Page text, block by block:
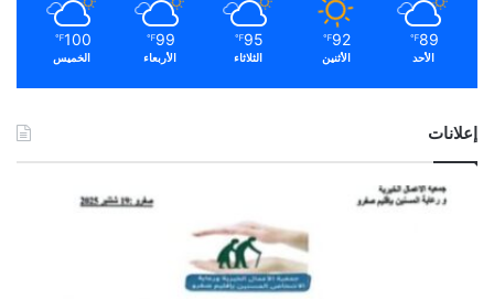
89
℉
الأحد
92
℉
الأثنين
95
℉
الثلاثاء
99
℉
الأربعاء
100
℉
الخميس
إعلانات